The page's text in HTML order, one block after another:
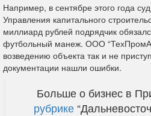
Например, в сентябре этого года суд
Управления капитального
миллиард рублей подрядчик
футбольный манеж. ООО
возведению объекта так и не
документации нашли ошибки.
Больше о бизнес в
рубрике